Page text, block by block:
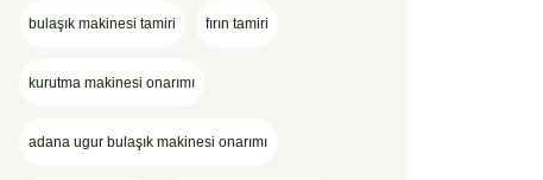
bulaşık makinesi tamiri fırın tamiri
kurutma makinesi onarımı
adana ugur bulaşık makinesi onarımı